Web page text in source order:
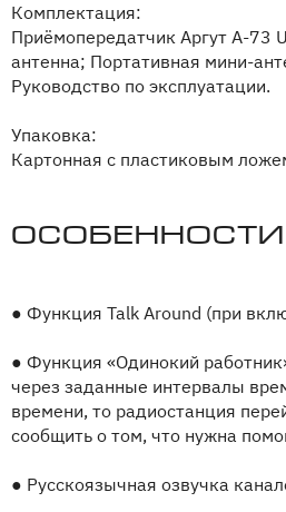
Комплектация:
Приёмопередатчик Аргут А-73
антенна; Портативная мини-
Руководство по эксплуатации.
Упаковка:
Картонная с пластиковым
Особенности
● Функция Talk Around (при
● Функция «Одинокий
через заданные интервалы
времени, то радиостанция
сообщить о том, что нужна
● Русскоязычная озвучка